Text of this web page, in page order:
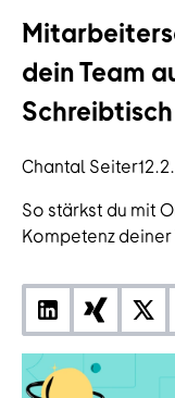
dein Team
Chantal Seiter
So stärkst du mit
Kompetenz deiner